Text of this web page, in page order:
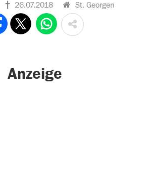
26.07.2018 St. Georgen
Anzeige